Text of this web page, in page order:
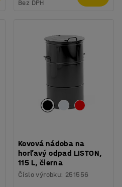
Bez DPH
Kovová nádoba na
horľavý odpad LISTON,
115 L, čierna
Číslo výrobku: 251556